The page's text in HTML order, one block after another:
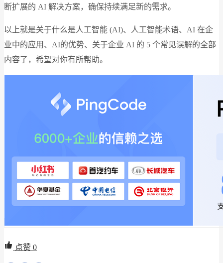
断扩展的 AI 解决方案，确保持续满足新的需求。
以上就是关于什么是人工智能 (AI)、人工智能术语、AI 在企
业中的应用、AI的优势、关于企业 AI 的 5 个常见误解的全部
内容了，希望对你有所帮助。
点赞 0